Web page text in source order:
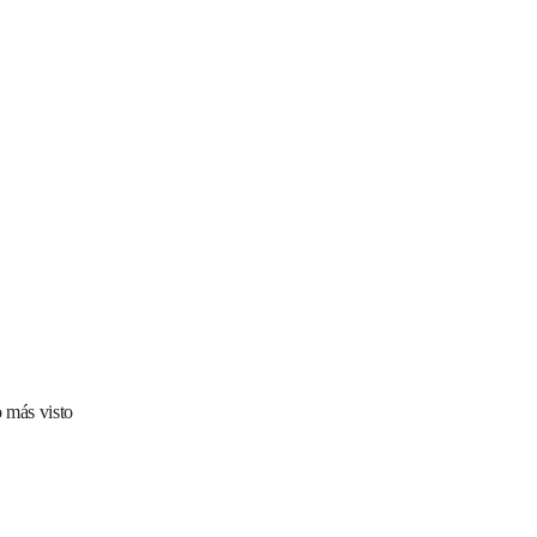
más visto